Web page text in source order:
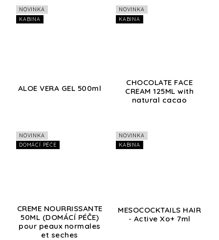
NOVINKA
KABINA
ALOE VERA GEL 500ml
NOVINKA
KABINA
CHOCOLATE FACE
CREAM 125ML with
natural cacao
NOVINKA
DOMÁCÍ PÉČE
CREME NOURRISSANTE
50ML (DOMÁCÍ PÉČE)
pour peaux normales
et seches
NOVINKA
KABINA
MESOCOCKTAILS HAIR
- Active Xo+ 7ml